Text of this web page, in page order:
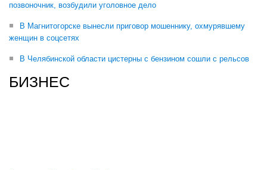
позвоночник, возбудили уголовное дело
В Магнитогорске вынесли приговор мошеннику, охмурявшему
женщин в соцсетях
В Челябинской области цистерны с бензином сошли с рельсов
БИЗНЕС